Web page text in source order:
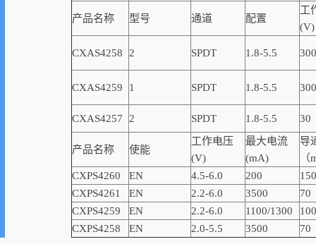
产品名称 型号 通道 配置
工
(V)
CXAS4258 2 SPDT 1.8-5.5 300
CXAS4259 1 SPDT 1.8-5.5 300
CXAS4257 2 SPDT 1.8-5.5 30
产品名称 使能
工作电压
(V)
最大电流
(mA)
导
CXPS4260
EN 4.5-6.0 200
CXPS4261
EN 2.2-6.0 3500
70
CXPS4259
EN 2.2-6.0 1100/1300
100
CXPS4258
EN 2.0-5.5 3500 70